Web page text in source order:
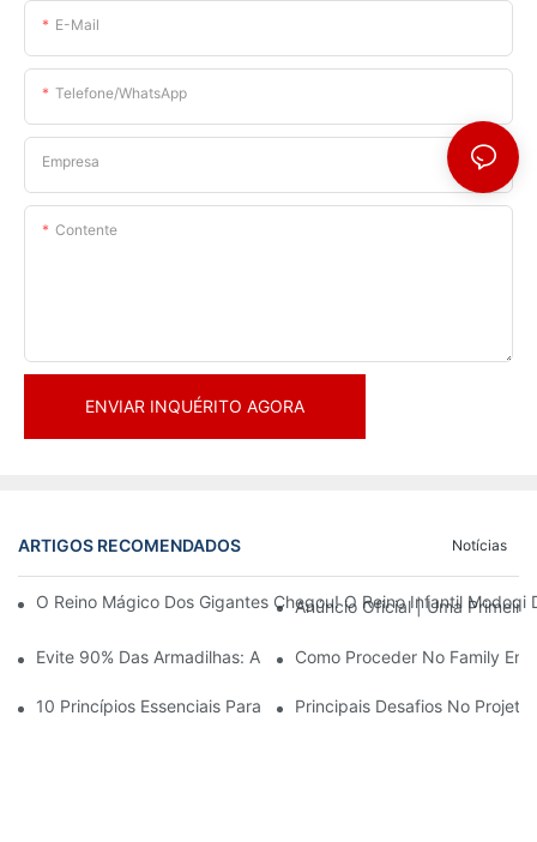
E-Mail
Telefone/WhatsApp
Empresa
Contente
ENVIAR INQUÉRITO AGORA
ARTIGOS RECOMENDADOS Notícias
O Reino Mágico Dos Gigantes Chegou! O Reino Infantil
Anúncio Oficial | Uma
Evite 90% Das Armadilhas: Ao Investir Em Um Centro
Como Proceder No Family
10 Princípios Essenciais Para O Sucesso No Design De
Principais Desafios No